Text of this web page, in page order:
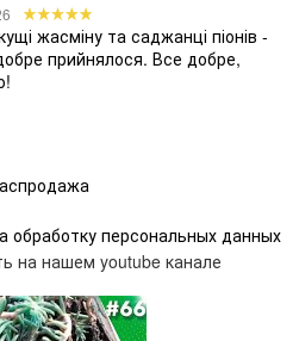
жасміну та саджанці піонів -
прийнялося. Все добре,
обработку персональных данных
на нашем youtube канале